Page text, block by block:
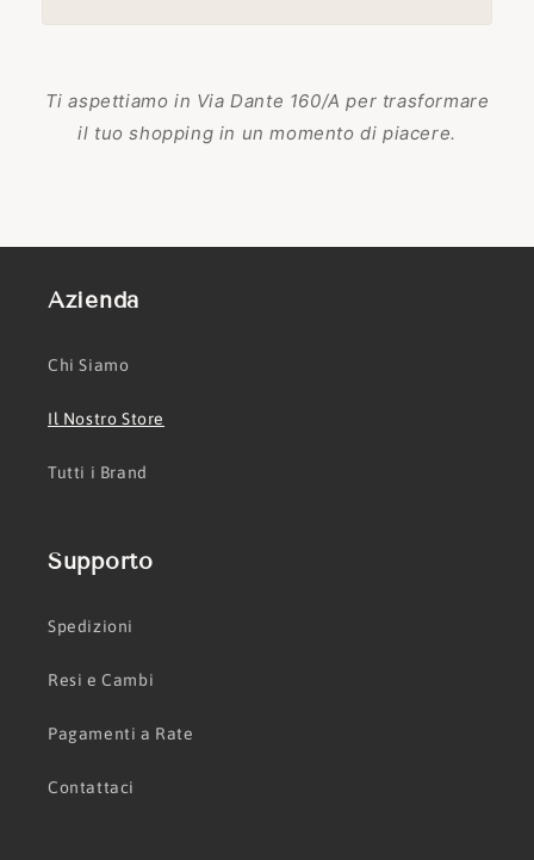
Ti aspettiamo in Via Dante 160/A per trasformare
il tuo shopping in un momento di piacere.
Azienda
Chi Siamo
Il Nostro Store
Tutti i Brand
Supporto
Spedizioni
Resi e Cambi
Pagamenti a Rate
Contattaci